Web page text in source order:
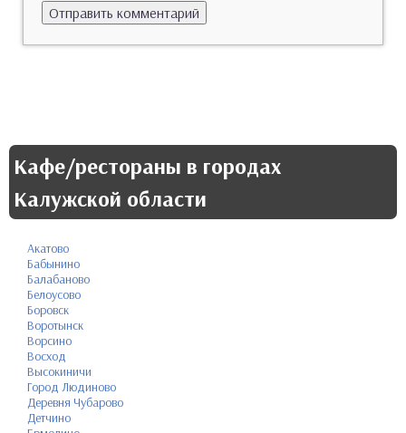
Кафе/рестораны в городах
Калужской области
Акатово
Бабынино
Балабаново
Белоусово
Боровск
Воротынск
Ворсино
Восход
Высокиничи
Город Людиново
Деревня Чубарово
Детчино